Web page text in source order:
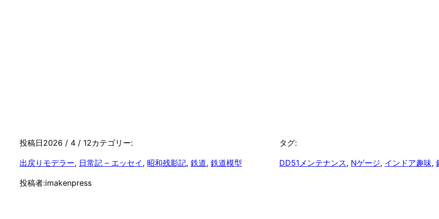
投稿日2026 / 4 / 12カテゴリー:
出戻りモデラー, 日常記 – エッセイ , 昭和残影記, 鉄道, 鉄道模型
投稿者:imakenpress
タグ:
DD51メンテナンス, Nゲージ, インドア趣味,